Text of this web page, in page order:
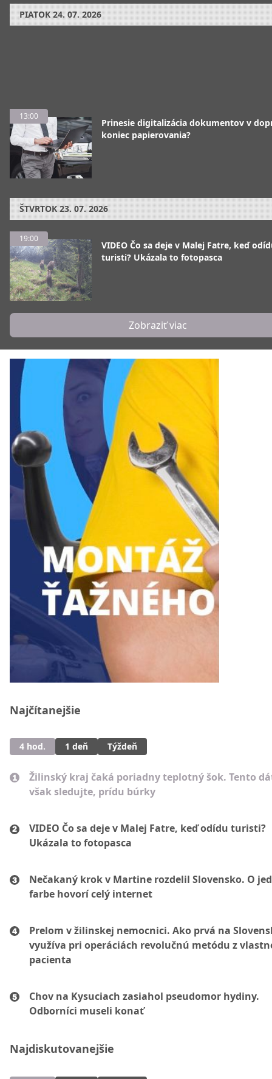
PIATOK 24. 07. 2026
13:00
Prinesie digitalizácia dokumentov v
koniec papierovania?
ŠTVRTOK 23. 07. 2026
19:00
VIDEO Čo sa deje v Malej Fatre, keď
turisti? Ukázala to fotopasca
Zobraziť viac
Najčítanejšie
4 hod. 1 deň Týždeň
Žilinský kraj čaká poriadny teplotný šok. Tento
však sledujte, prídu búrky
VIDEO Čo sa deje v Malej Fatre, keď odídu turisti?
Ukázala to fotopasca
Nečakaný krok v Martine rozdelil Slovensko. O
farbe hovorí celý internet
Prelom v žilinskej nemocnici. Ako prvá na
využíva pri operáciách revolučnú metódu z
pacienta
Chov na Kysuciach zasiahol pseudomor hydiny.
Odborníci museli konať
Najdiskutovanejšie